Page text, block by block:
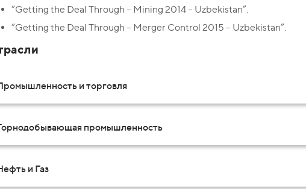
“Getting the Deal Through – Mining 2014 – Uzbekistan”.
“Getting the Deal Through – Merger Control 2015 – Uzbekistan”.
и торговля
промышленность
и Газ